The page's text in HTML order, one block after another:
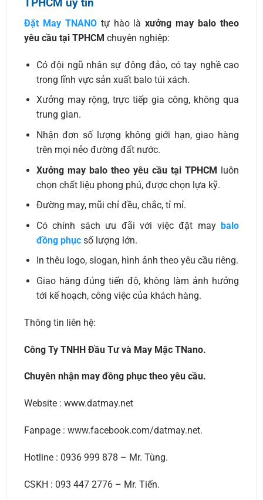
TPHCM uy tín
Đặt May TNANOtự hào làxưởng may balo theo
yêu cầu tại TPHCM chuyên nghiệp:
Có đội ngũ nhân sự đông đảo, có tay nghề cao
trong lĩnh vực sản xuất balo túi xách.
Xưởng may rộng, trực tiếp gia công, không qua
trung gian.
Nhận đơn số lượng không giới hạn, giao hàng
trên mọi nẻo đường đất nước.
Xưởng may balo theo yêu cầu tại TPHCM luôn
chọn chất liệu phong phú, được chọn lựa kỹ.
Đường may, mũi chỉ đều, chắc, tỉ mỉ.
Có chính sách ưu đãi với việc đặt maybalo
đồng phụcsố lượng lớn.
In thêu logo, slogan, hình ảnh theo yêu cầu riêng.
Giao hàng đúng tiến độ, không làm ảnh hưởng
tới kế hoạch, công việc của khách hàng.
Thông tin liên hệ:
Công Ty TNHH Đầu Tư và May Mặc TNano.
Chuyên nhận may đồng phục theo yêu cầu.
Website : www.datmay.net
Fanpage : www.facebook.com/datmay.net.
Hotline : 0936 999 878 – Mr. Tùng.
CSKH : 093 447 2776 – Mr. Tiến.